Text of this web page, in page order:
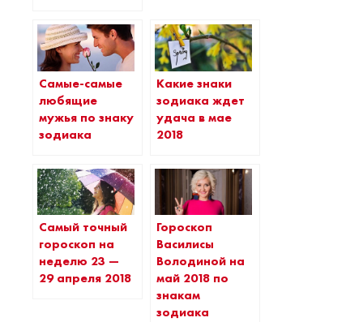
Самые-самые
любящие
мужья по знаку
зодиака
Какие знаки
зодиака ждет
удача в мае
2018
Самый точный
гороскоп на
неделю 23 —
29 апреля 2018
Гороскоп
Василисы
Володиной на
май 2018 по
знакам
зодиака